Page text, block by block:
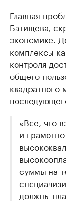
Главная
Батищева,
экономике.
комплексы
контроля
общего
«Все, что
и
суммы на
должны